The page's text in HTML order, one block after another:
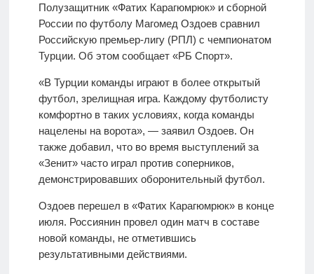
Полузащитник «Фатих Карагюмрюк» и сборной
России по футболу Магомед Оздоев сравнил
Российскую премьер-лигу (РПЛ) с чемпионатом
Турции. Об этом сообщает «РБ Спорт».
«В Турции команды играют в более открытый
футбол, зрелищная игра. Каждому футболисту
комфортно в таких условиях, когда команды
нацелены на ворота», — заявил Оздоев. Он
также добавил, что во время выступлений за
«Зенит» часто играл против соперников,
демонстрировавших оборонительный футбол.
Оздоев перешел в «Фатих Карагюмрюк» в конце
июля. Россиянин провел один матч в составе
новой команды, не отметившись
результативными действиями.